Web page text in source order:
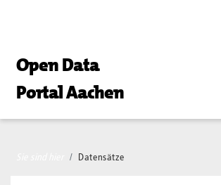
Open Data
Portal Aachen
Datensätze